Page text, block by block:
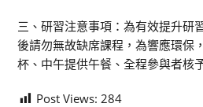
三、研習注意事項：為有效提升研
後請勿無故缺席課程，為響應環保
杯、中午提供午餐、全程參與者核
Post Views: 284